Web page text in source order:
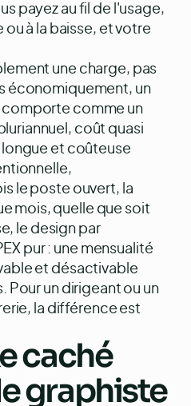
payez au fil de l'usage,
ou à la baisse, et votre
une charge, pas
économiquement, un
comporte comme un
coût quasi
et coûteuse
le poste ouvert, la
mois, quelle que soit
le design par
pur : une mensualité
et désactivable
Pour un dirigeant ou un
la différence est
caché
graphiste